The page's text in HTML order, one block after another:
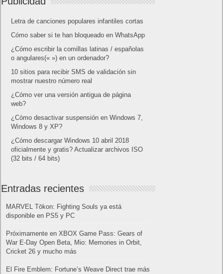
Letra de canciones populares infantiles cortas
Cómo saber si te han bloqueado en WhatsApp
¿Cómo escribir la comillas latinas / españolas
o angulares(« ») en un ordenador?
10 sitios para recibir SMS de validación sin
mostrar nuestro número real
¿Cómo ver una versión antigua de página
web?
¿Cómo desactivar suspensión en Windows 7,
Windows 8 y XP?
¿Cómo descargar Windows 10 abril 2018
oficialmente y gratis? Actualizar archivos ISO
(32 bits / 64 bits)
Entradas recientes
MARVEL Tōkon: Fighting Souls ya está
disponible en PS5 y PC
Próximamente en XBOX Game Pass: Gears of
War E-Day Open Beta, Mio: Memories in Orbit,
Cricket 26 y mucho más
El Fire Emblem: Fortune’s Weave Direct trae más